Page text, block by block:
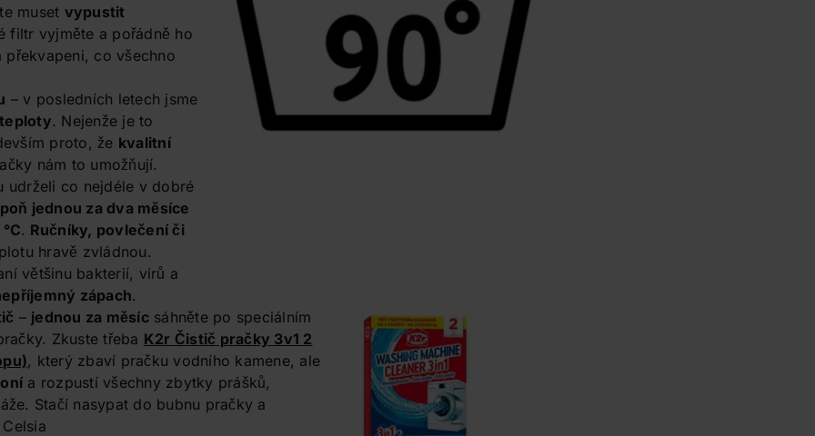
muset vypustit
filtr vyjměte a pořádně ho
překvapeni, co všechno
– v posledních letech jsme
. Nejenže je to
proto, že kvalitní
nám to umožňují.
udrželi co nejdéle v dobré
jednou za dva měsíce
. Ručníky, povlečení či
hravě zvládnou.
většinu bakterií, virů a
zápach.
– jednou za měsícsáhněte po speciálním
Zkuste třeba K2r Čistič pračky 3v1 2
, který zbaví pračku vodního kamene, ale
a rozpustí všechny zbytky prášků,
Stačí nasypat do bubnu pračky a